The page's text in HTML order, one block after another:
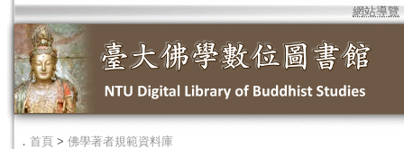
網站導覽
． 首頁 > 佛學著者規範資料庫